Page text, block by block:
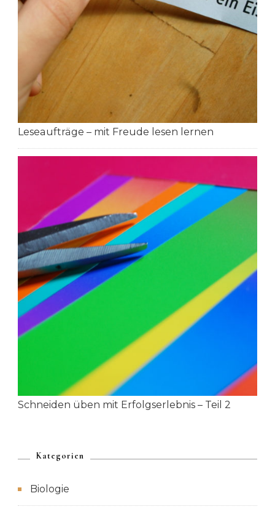
Leseaufträge – mit Freude lesen lernen
Schneiden üben mit Erfolgserlebnis – Teil 2
Kategorien
Biologie